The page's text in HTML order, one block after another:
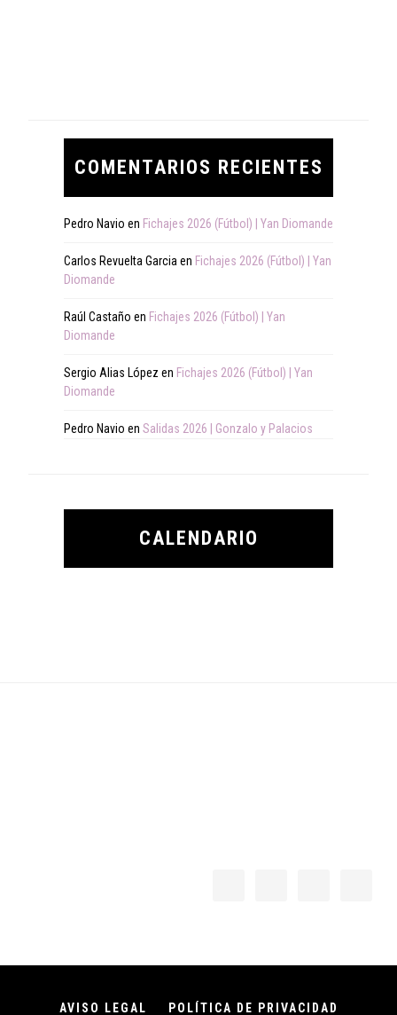
COMENTARIOS RECIENTES
Pedro Navio en Fichajes 2026 (Fútbol) | Yan Diomande
Carlos Revuelta Garcia en Fichajes 2026 (Fútbol) | Yan
Diomande
Raúl Castaño en Fichajes 2026 (Fútbol) | Yan
Diomande
Sergio Alias López en Fichajes 2026 (Fútbol) | Yan
Diomande
Pedro Navio en Salidas 2026 | Gonzalo y Palacios
CALENDARIO
AVISO LEGAL POLÍTICA DE PRIVACIDAD